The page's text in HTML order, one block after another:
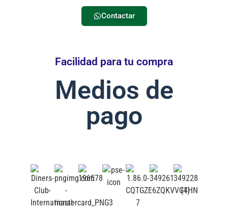
Contactar
Facilidad para tu compra
Medios de
pago